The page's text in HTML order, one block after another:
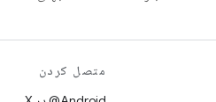
متصل کردن